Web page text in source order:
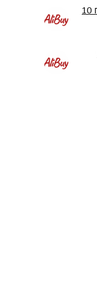
תיק גב שיאומי בנפח 10